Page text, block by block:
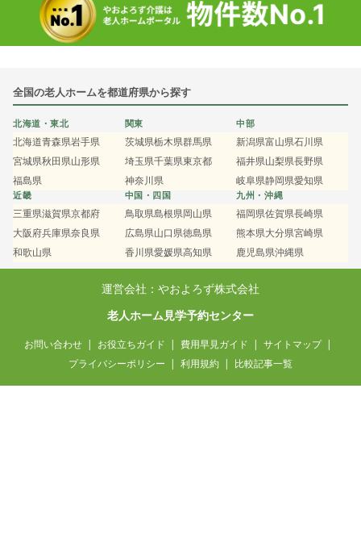
全国の老人ホームを都道府県から探す
北海道・東北
北海道青森県岩手県
宮城県秋田県山形県
福島県
関東
茨城県栃木県群馬県
埼玉県千葉県東京都
神奈川県
中部
新潟県富山県石川県
福井県山梨県長野県
岐阜県静岡県愛知県
近畿
三重県滋賀県京都府
大阪府兵庫県奈良県
和歌山県
中国・四国
鳥取県島根県岡山県
広島県山口県徳島県
香川県愛媛県高知県
九州・沖縄
福岡県佐賀県長崎県
熊本県大分県宮崎県
鹿児島県沖縄県
運営会社：やおよろず株式会社
老人ホーム見学予約センター
お問い合わせ お役立ちガイド 費用早見ガイド
サイトマップ
プライバシーポリシー
利用規約 比較記事一覧